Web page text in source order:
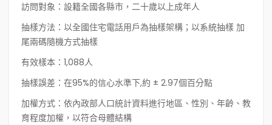
訪問對象： 設籍全國各縣市，二十歲以上成年人
抽樣方法： 以全國住宅電話用戶為抽樣架構；以系統抽樣 加
尾兩碼隨機方式抽樣
有效樣本： 1,088人
抽樣誤差： 在95%的信心水準下,約 ± 2.97個百分點
加權方式： 依內政部人口統計資料進行地區、性別、年齡、教
育程度加權，以符合母體結構